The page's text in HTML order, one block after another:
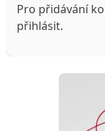
Pro přidávání
přihlásit.